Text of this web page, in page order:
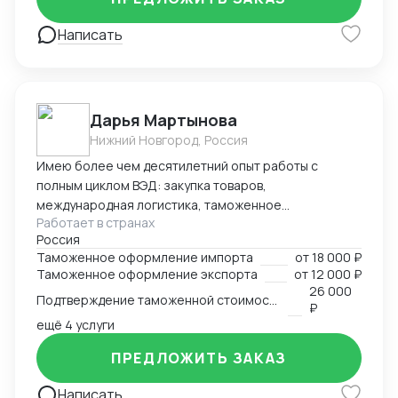
Написать
Дарья Мартынова
Нижний Новгород, Россия
Имею более чем десятилетний опыт работы с
полным циклом ВЭД: закупка товаров,
международная логистика, таможенное
оформление. Занимаю руководящую позицию
начальника отдела ВЭД в биохимическом холдинге.
Параллельно веду проекты в качестве консультанта
по ВЭД и таможенному оформлению. Успешный опыт
организации процессов таможенного оформления с
нуля, оптимизации существующих цепочек поставок,
автоматизации бизнес-процессов таможенного
оформления и логистики, а также представления
интересов компании в таможенных органах.
Работает в странах
Россия
Таможенное оформление импорта
от18 000 ₽
Таможенное оформление экспорта
от12 000 ₽
26 000
₽
ещё 4 услуги
ПРЕДЛОЖИТЬ ЗАКАЗ